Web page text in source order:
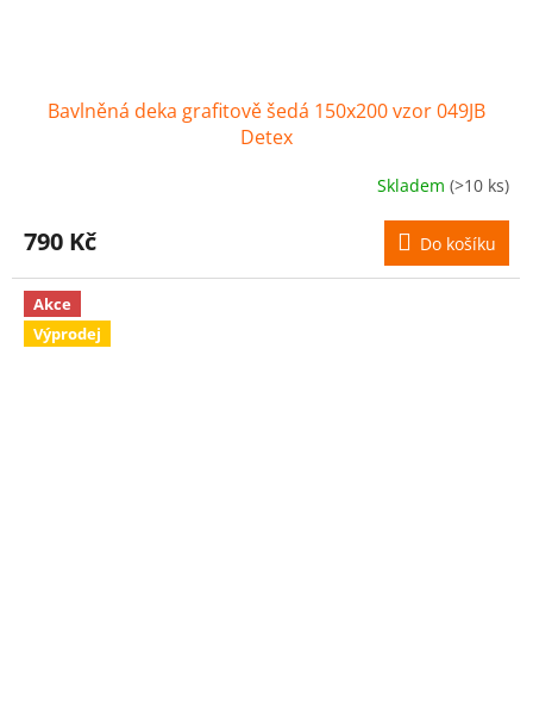
Bavlněná deka grafitově šedá 150x200 vzor 049JB
Detex
Skladem (>10 ks)
790 Kč Do košíku
Akce
Výprodej